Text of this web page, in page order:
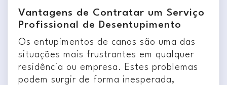
Vantagens de Contratar um Serviço
Profissional de Desentupimento
Os entupimentos de canos são uma das
situações mais frustrantes em qualquer
residência ou empresa. Estes problemas
podem surgir de forma inesperada,